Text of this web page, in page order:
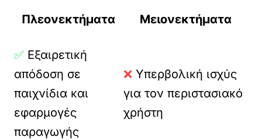
Πλεονεκτήματα Μειονεκτήματα
✅ Εξαιρετική
απόδοση σε
παιχνίδια και
εφαρμογές
παραγωγής
❌ Υπερβολική ισχύς
για τον περιστασιακό
χρήστη